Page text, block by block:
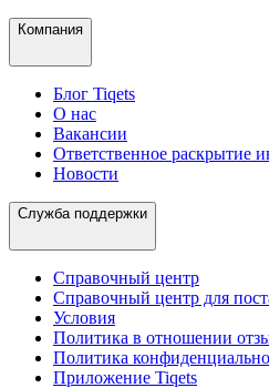
Компания
Блог Tiqets
О нас
Вакансии
Ответственное раскрытие
Новости
Служба поддержки
Справочный центр
Справочный центр для
Условия
Политика в отношении
Политика
Приложение Tiqets